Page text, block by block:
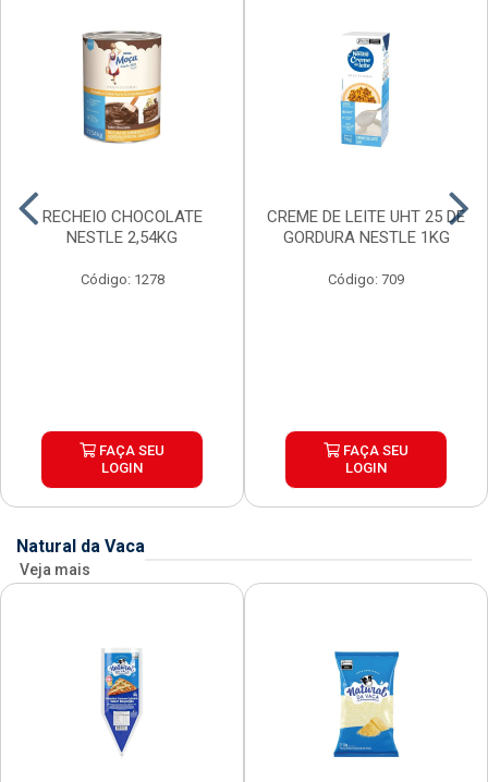
RECHEIO CHOCOLATE
NESTLE 2,54KG
Código: 1278
FAÇA SEU
LOGIN
CREME DE LEITE UHT 25 DE
GORDURA NESTLE 1KG
Código: 709
FAÇA SEU
LOGIN
Natural da Vaca
Veja mais